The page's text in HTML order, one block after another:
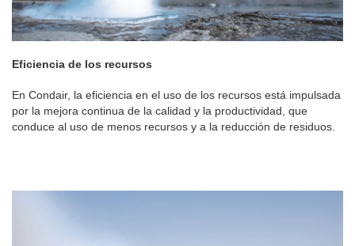
Eficiencia de los recursos
En Condair, la eficiencia en el uso de los recursos está impulsada
por la mejora continua de la calidad y la productividad, que
conduce al uso de menos recursos y a la reducción de residuos.